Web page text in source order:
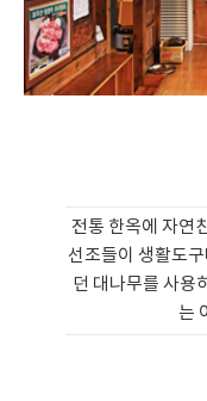
전통 한옥에 자연
선조들이 생활도
던 대나무를 사용
는